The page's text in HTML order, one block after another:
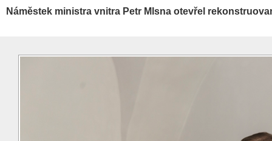
Náměstek ministra vnitra Petr Mlsna otevřel